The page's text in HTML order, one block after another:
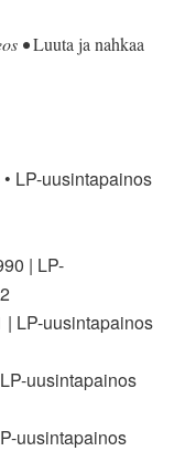
•Luuta ja nahkaa
LP-uusintapainos
| LP-
| LP-uusintapainos
uusintapainos
uusintapainos